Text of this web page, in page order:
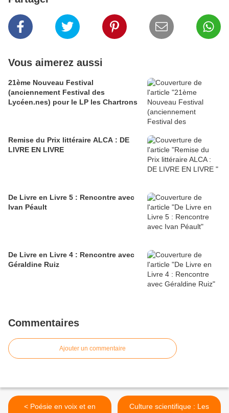
Vous aimerez aussi
21ème Nouveau Festival
(anciennement Festival des
Lycéen.nes) pour le LP les Chartrons
Remise du Prix littéraire ALCA : DE
LIVRE EN LIVRE
De Livre en Livre 5 : Rencontre avec
Ivan Péault
De Livre en Livre 4 : Rencontre avec
Géraldine Ruiz
Commentaires
Ajouter un commentaire
< Poésie en voix et en
Culture scientifique : Les